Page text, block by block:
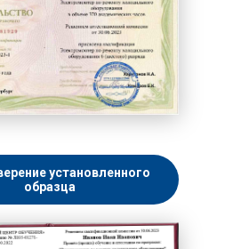
установленного
образца